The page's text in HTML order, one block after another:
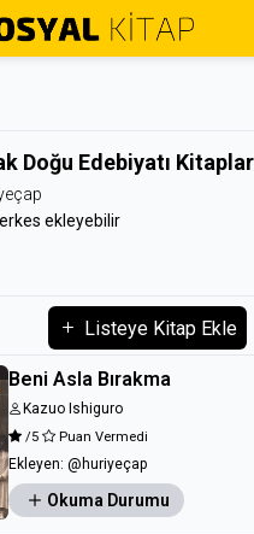
Doğu Edebiyatı
ekleyebilir
Listeye Kitap Ekle
Beni Asla Bırakma
Kazuo Ishiguro
/5 Puan Vermedi
Ekleyen: @huriyeçap
Okuma Durumu